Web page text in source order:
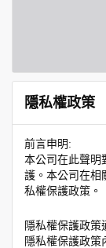
隱私權政策
前言申明:
本公司在此聲明
護。本公司在相
私權保護政策。
隱私權保護政策
隱私權保護政策